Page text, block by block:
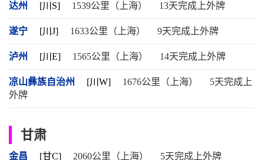
达州 [川S] 1539公里（上海） 13天完成上外牌
遂宁 [川J] 1633公里（上海） 9天完成上外牌
泸州 [川E] 1565公里（上海） 14天完成上外牌
凉山彝族自治州 [川W] 1676公里（上海）
5天完成上
外牌
甘肃
金昌 [甘C] 2060公里（上海） 5天完成上外牌